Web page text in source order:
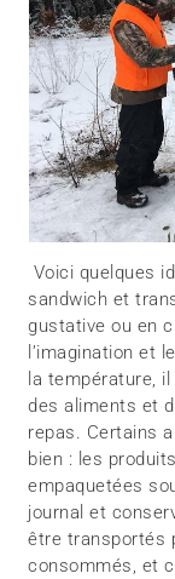
Voici quelques
sandwich et
gustative ou en
l’imagination et
la température,
des aliments et
repas. Certains
bien : les
empaquetées
journal et
être transportés
consommés, et